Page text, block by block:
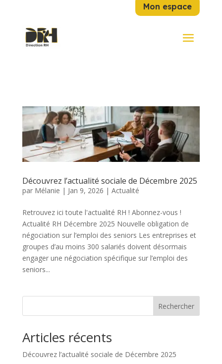
Mon espace
Découvrez l’actualité sociale de Décembre 2025
par Mélanie | Jan 9, 2026 | Actualité
Retrouvez ici toute l'actualité RH ! Abonnez-vous !
Actualité RH Décembre 2025 Nouvelle obligation de
négociation sur l’emploi des seniors Les entreprises et
groupes d’au moins 300 salariés doivent désormais
engager une négociation spécifique sur l’emploi des
seniors...
Rechercher
Articles récents
Découvrez l’actualité sociale de Décembre 2025